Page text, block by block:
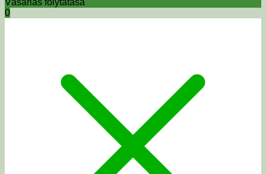
Vásárlás folytatása
0